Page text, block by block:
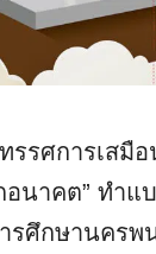
รศการเสมือ
อนาคต” ทำ
รศึกษานครพ